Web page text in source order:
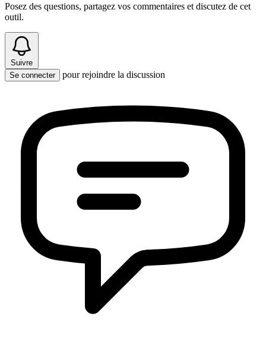
Posez des questions, partagez vos commentaires et discutez de cet
outil.
Suivre
Se connecter
pour rejoindre la discussion